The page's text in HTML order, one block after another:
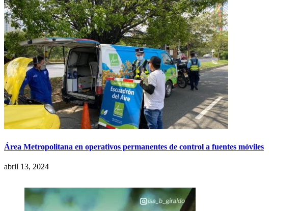
Área Metropolitana en operativos permanentes de control a fuentes móviles
abril 13, 2024